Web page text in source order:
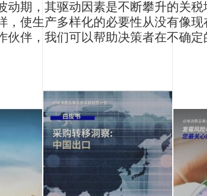
动期，其驱动因素是不断攀升的关
，使生产多样化的必要性从没有像
伙伴，我们可以帮助决策者在不确